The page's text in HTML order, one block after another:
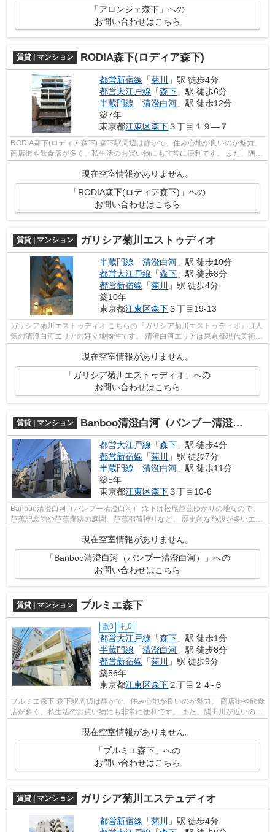
「アロンジェ森下」への
お問い合わせはこちら
賃貸 | マンション RODIA森下(ロディア森下)
都営新宿線 「菊川
」駅 徒歩4分
都営大江戸線 「森下 」駅 徒歩6分
半蔵門線 「清澄白河 」駅 徒歩12分
築7年
東京都江東区森下３丁目１９―７
RODIA森下(ロディア森下) 森下駅周辺は静かで、住み心地が良いのが魅力。
商店街や飲食店が多く、私生活のお買い物にも非常に便利です。 また、隅田
現在空室情報がありません。
「RODIA森下(ロディア森下)」への
お問い合わせはこちら
賃貸 | マンション ガリシア菊川エストゥディオ
半蔵門線 「清澄白河 」駅 徒歩10分
都営大江戸線 「森下 」駅 徒歩8分
都営新宿線 「菊川
」駅 徒歩4分
築10年
東京都江東区森下３丁目19-13
ガリシア菊川エストゥディオ こちらの『ガリシア菊川エストゥディオ』は人
気の清澄白河エリアの好立地物件です。 清澄白河エリアは東京都現代美術館
現在空室情報がありません。
「ガリシア菊川エストゥディオ」への
お問い合わせはこちら
賃貸 | マンション Banboo清澄白河（バンブー清澄白河）
都営大江戸線 「森下 」駅 徒歩4分
都営新宿線 「菊川
」駅 徒歩7分
半蔵門線 「清澄白河 」駅 徒歩11分
築5年
東京都江東区森下３丁目10-6
Banboo清澄白河（バンブー清澄白河） 森下は松尾芭蕉ゆかりの地なので、
芭蕉記念館や芭蕉庵跡の庭園、芭蕉稲荷神社など、 歴史的な施設が多いエリ
アです。 また、駅前の飲み屋や街中...
現在空室情報がありません。
「Banboo清澄白河（バンブー清澄白河）」への
お問い合わせはこちら
賃貸 | マンション プルミエ森下
敷0 礼0
都営大江戸線 「森下 」駅 徒歩1分
半蔵門線 「清澄白河 」駅 徒歩8分
都営新宿線 「菊川
」駅 徒歩9分
築56年
東京都江東区森下２丁目２４-６
プルミエ森下 森下駅周辺は静かで、住み心地が良いのが魅力。 商店街や飲食
店が多く、私生活のお買い物にも非常に便利です。 また、隅田川が近いの
現在空室情報がありません。
「プルミエ森下」への
お問い合わせはこちら
賃貸 | マンション ガリシア菊川エステュディオ
都営新宿線 「菊川 」駅 徒歩4分